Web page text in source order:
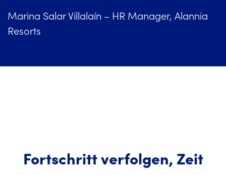
Marina Salar Villalaín – HR Manager, Alannia
Resorts
Fortschritt verfolgen, Zeit